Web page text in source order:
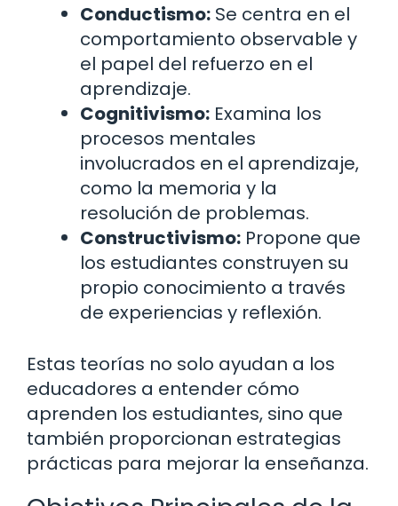
Conductismo: Se centra en el
comportamiento observable y
el papel del refuerzo en el
aprendizaje.
Cognitivismo: Examina los
procesos mentales
involucrados en el aprendizaje,
como la memoria y la
resolución de problemas.
Constructivismo: Propone que
los estudiantes construyen su
propio conocimiento a través
de experiencias y reflexión.
Estas teorías no solo ayudan a los
educadores a entender cómo
aprenden los estudiantes, sino que
también proporcionan estrategias
prácticas para mejorar la enseñanza.